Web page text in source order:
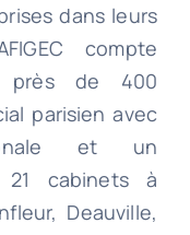
dans leurs
compte
près de 400
parisien avec
et un
21 cabinets à
Deauville,